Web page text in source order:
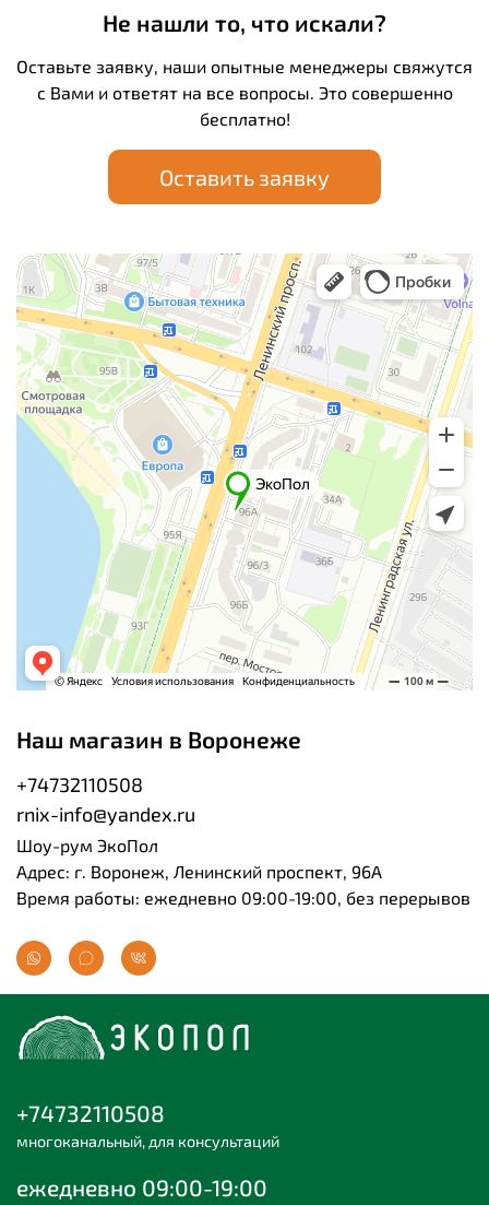
Не нашли то, что искали?
Оставьте заявку, наши опытные менеджеры свяжутся
с Вами и ответят на все вопросы. Это совершенно
бесплатно!
Оставить заявку
Наш магазин в Воронеже
+74732110508
rnix-info@yandex.ru
Шоу-рум ЭкоПол
Адрес: г. Воронеж, Ленинский проспект, 96А
Время работы: ежедневно 09:00-19:00, без перерывов
+74732110508
многоканальный, для консультаций
ежедневно 09:00-19:00